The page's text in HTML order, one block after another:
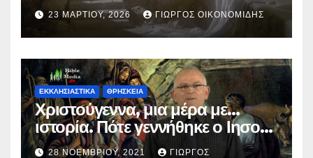
23 ΜΑΡΤΊΟΥ, 2026 ΓΙΏΡΓΟΣ ΟΙΚΟΝΟΜΊΔΗΣ
ΕΚΚΛΗΣΙΑΣΤΙΚΑ ΘΡΗΣΚΕΙΑ
Χριστούγεννα, μια μέρα με…
ιστορία. Πότε γεννήθηκε ο Ιησούς
Χριστός; (Βίντεο).
28 ΝΟΕΜΒΡΊΟΥ, 2021 ΓΙΏΡΓΟΣ